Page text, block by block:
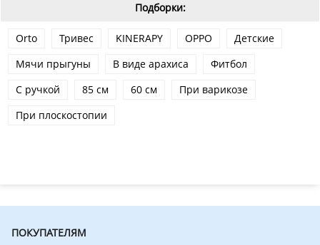
Подборки:
Orto Тривес KINERAPY OPPO
Детские
Мячи прыгуны
В виде арахиса
Фитбол
С ручкой
85 см 60 см
При варикозе
При плоскостопии
ПОКУПАТЕЛЯМ